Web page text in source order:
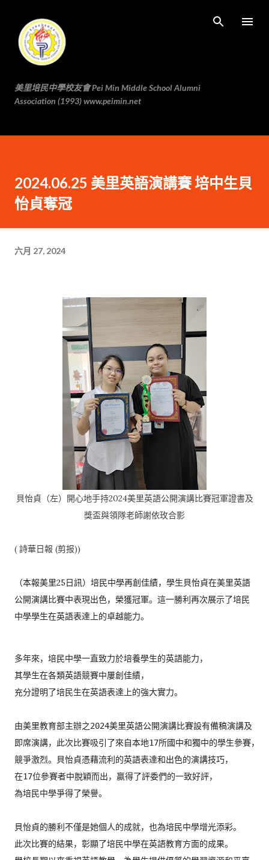
美里培民中學校友會 Pei Min Middle School Alumni
Association (1993) www.peimin.net
2024.06.25 美里英語演講賽 培中生貝
怡貞奪冠
六月 27, 2024
貝怡貞（左）開心地手持2024美里英語公開演講比賽冠軍證書及
獎盃與領隊老師謝依玫合影
( 詩華日報 (剪报))
（本報美里25日訊）培民中學再創佳績， 學生貝怡貞在美里英語
公開演講比賽中表現出色，榮獲冠軍。 這一勝利再次展示了培民
中學學生在英語表達上的卓越能力。
多年來，培民中學一直致力於培養學生的英語能力，
其學生在各類英語競賽中屢創佳績，
充分證明了培民生在英語表達上的強大實力。
由美里教育部主辦之2024美里英語公開演講比賽設有備稿演講及
即席演講，此次比賽吸引了來自本地17所國中和獨中的學生參賽，
競爭激烈。貝怡貞憑藉流利的英語表達和出色的演講技巧，
在17位參賽者中脫穎而出，贏得了評委們的一致好評，
為培民中學爭得了榮譽。
貝怡貞的勝利不僅是她個人的成就，也為培民中學增光添彩。
此次比賽的結果，彰顯了培民中學在英語教育方面的成果。